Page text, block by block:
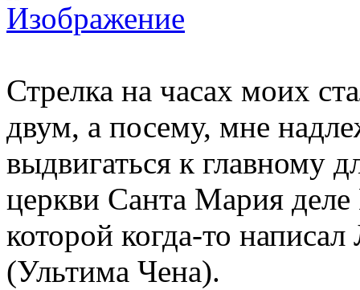
Стрелка на часах моих
двум, а посему, мне
выдвигаться к главному
церкви Санта Мария деле
которой когда-то
(Ультима Чена).